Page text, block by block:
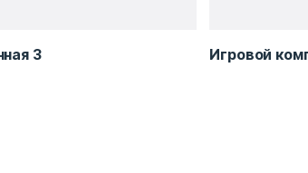
3 Игровой